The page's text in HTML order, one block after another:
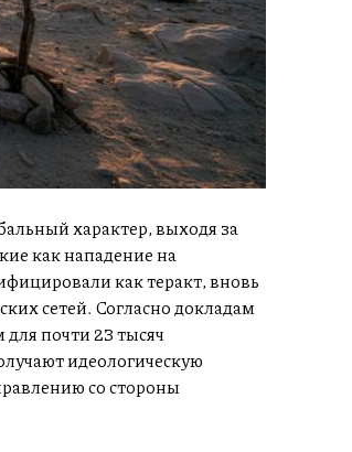
характер, выходя за
как нападение на
как теракт, вновь
сетей. Согласно докладам
почти 23 тысяч
идеологическую
со стороны